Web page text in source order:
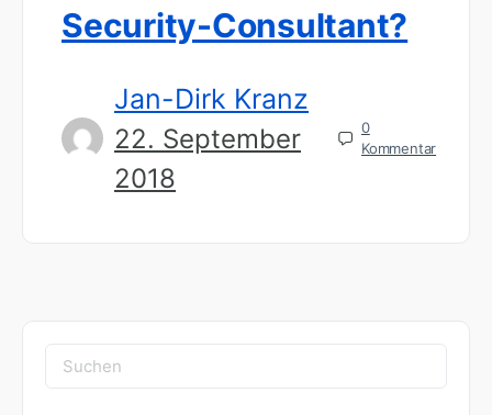
Security-Consultant?
Jan-Dirk Kranz
22. September
2018
0
Kommentar
Suchen
nach: